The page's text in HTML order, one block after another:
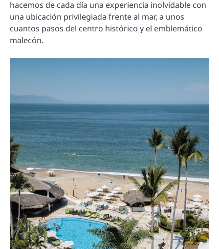
hacemos de cada día una experiencia inolvidable con
una ubicación privilegiada frente al mar, a unos
cuantos pasos del centro histórico y el emblemático
malecón.